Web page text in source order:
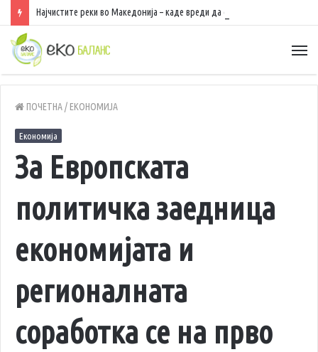
ПОЧЕТНА/ ЕКОНОМИЈА
Економија
За Европската
политичка заедница
економијата и
регионалната
соработка се на прво